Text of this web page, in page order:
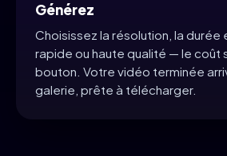
Générez
Choisissez la résolution, la durée
rapide ou haute qualité — le coût
bouton. Votre vidéo terminée
galerie, prête à télécharger.